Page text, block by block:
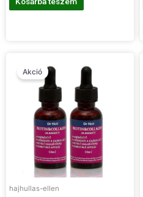
Akció
hajhullas-ellen
price
was:
8,400 Ft.
price
7,700 Ft.